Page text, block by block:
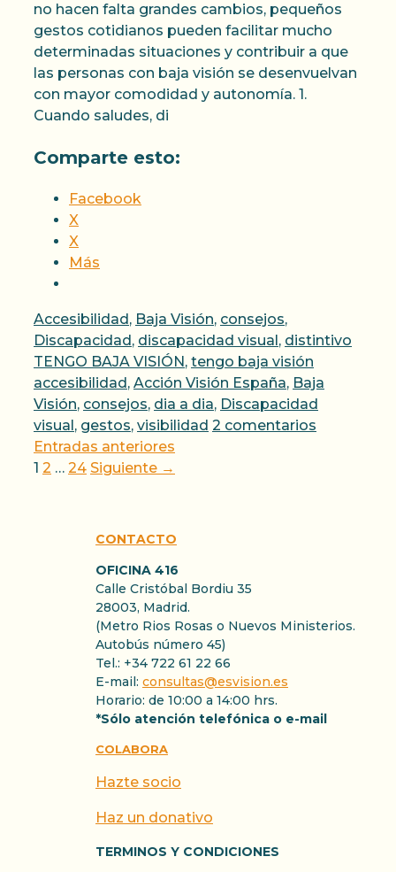
no hacen falta grandes cambios, pequeños
gestos cotidianos pueden facilitar mucho
determinadas situaciones y contribuir a que
las personas con baja visión se desenvuelvan
con mayor comodidad y autonomía. 1.
Cuando saludes, di
Comparte esto:
Facebook
X
X
Más
Categorías
Accesibilidad , Baja Visión, consejos,
Discapacidad , discapacidad visual , distintivo
TENGO BAJA VISIÓN , tengo baja visión
accesibilidad , Acción Visión España, Baja
Visión, consejos, dia a dia, Discapacidad
visual , gestos, visibilidad 2 comentarios
Entradas anteriores
Página
1 Página
2 … Página
24 Siguiente →
CONTACTO
OFICINA 416
Calle Cristóbal Bordiu 35
28003, Madrid.
(Metro Rios Rosas o Nuevos Ministerios.
Autobús número 45)
Tel.: +34 722 61 22 66
E-mail: consultas@esvision.es
Horario: de 10:00 a 14:00 hrs.
*Sólo atención telefónica o e-mail
COLABORA
Hazte socio
Haz un donativo
TERMINOS Y CONDICIONES